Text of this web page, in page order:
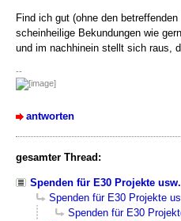
Find ich gut (ohne den
scheinheilige Bekundungen wie
und im nachhinein stellt sich raus,
--
antworten
gesamter Thread:
Spenden für E30 Projekte usw.
Spenden für E30 Projekte
Spenden für E30